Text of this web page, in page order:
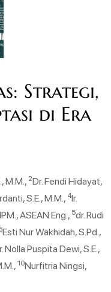
Strategi,
di Era
M.M., 2Dr. Fendi Hidayat,
S.E., M.M., 4Ir.
ASEAN Eng., 5dr. Rudi
Esti Nur Wakhidah, S.Pd.,
Nolla Puspita Dewi, S.E.,
10Nurfitria Ningsi,